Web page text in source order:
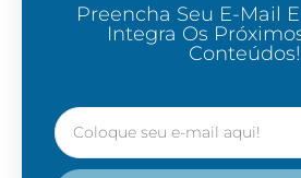
Preencha Seu E-Mail
Integra Os
Conteúdos!